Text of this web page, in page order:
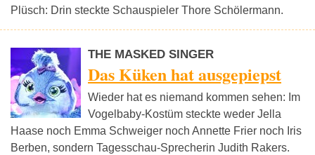
Plüsch: Drin steckte Schauspieler Thore Schölermann.
THE MASKED SINGER
Das Küken hat ausgepiepst
Wieder hat es niemand kommen sehen: Im
Vogelbaby-Kostüm steckte weder Jella
Haase noch Emma Schweiger noch Annette Frier noch Iris
Berben, sondern Tagesschau-Sprecherin Judith Rakers.